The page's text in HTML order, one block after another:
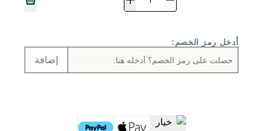
أدخل رمز الخصم:
إضافة